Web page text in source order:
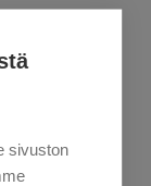
sivuston
kesken tai
niin